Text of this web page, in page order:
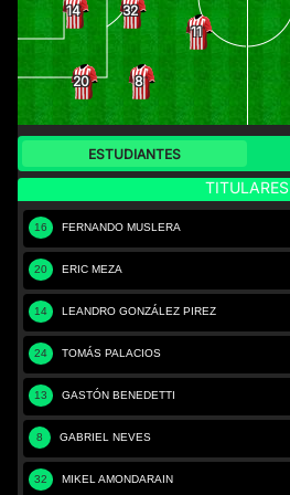
14
20
32
8
11
ESTUDIANTES
TITULARES
16 FERNANDO MUSLERA
20 ERIC MEZA
14 LEANDRO GONZÁLEZ PIREZ
24 TOMÁS PALACIOS
13 GASTÓN BENEDETTI
8 GABRIEL NEVES
32 MIKEL AMONDARAIN